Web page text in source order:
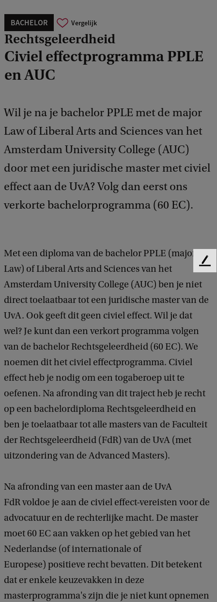
BACHELOR Vergelijk
Rechtsgeleerdheid
Civiel effectprogramma PPLE
en AUC
Wil je na je bachelor PPLE met de major
Law of Liberal Arts and Sciences van het
Amsterdam University College (AUC)
door met een juridische master met civiel
effect aan de UvA? Volg dan eerst ons
verkorte bachelorprogramma (60 EC).
Met een diploma van de bachelor PPLE (major
Law) of Liberal Arts and Sciences van het
Amsterdam University College (AUC) ben je niet
direct toelaatbaar tot een juridische master van de
UvA. Ook geeft dit geen civiel effect. Wil je dat
wel? Je kunt dan een verkort programma volgen
van de bachelor Rechtsgeleerdheid (60 EC). We
noemen dit het civiel effectprogramma. Civiel
effect heb je nodig om een togaberoep uit te
oefenen. Na afronding van dit traject heb je recht
op een bachelordiploma Rechtsgeleerdheid en
ben je toelaatbaar tot alle masters van de Faculteit
der Rechtsgeleerdheid (FdR) van de UvA (met
uitzondering van de Advanced Masters).
Na afronding van een master aan de UvA
FdR voldoe je aan de civiel effect-vereisten voor de
advocatuur en de rechterlijke macht. De master
moet 60 EC aan vakken op het gebied van het
Nederlandse (of internationale of
Europese) positieve recht bevatten. Dit betekent
dat er enkele keuzevakken in deze
masterprogramma's zijn die je niet kunt opnemen
F
d